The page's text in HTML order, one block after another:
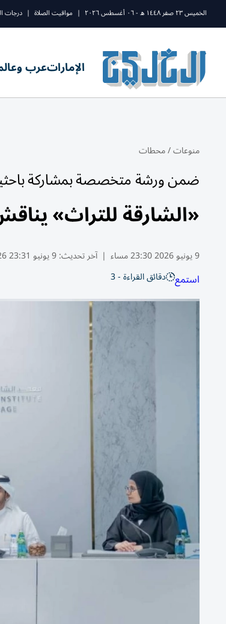
الخميس ٢٣ صفر ١٤٤٨ ه - ٠٦ أغسطس ٢٠٢٦ | مواقيت الصلاة | درجات
الإماراتعرب
منوعات/محطات
ضمن ورشة متخصصة بمشاركة
«الشارقة للتراث»
9 يونيو 2026 23:30 مساء | آخر تحديث:9 يونيو 23:31 2026
استمع دقائق القراءة - 3